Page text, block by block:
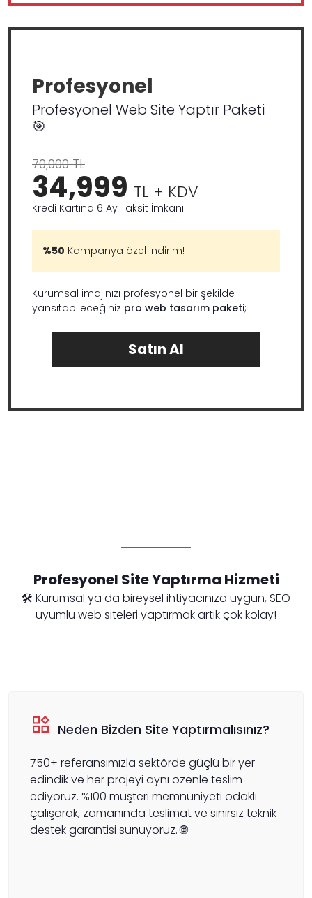
Profesyonel
Profesyonel Web Site Yaptır Paketi
🎯
70,000 TL
34,999 TL + KDV
Kredi Kartına 6 Ay Taksit İmkanı!
%50 Kampanya özel indirim!
Kurumsal imajınızı profesyonel bir şekilde
yansıtabileceğiniz pro web tasarım paketi;
Satın Al
Profesyonel Site Yaptırma Hizmeti
🛠️ Kurumsal ya da bireysel ihtiyacınıza uygun, SEO
uyumlu web siteleri yaptırmak artık çok kolay!
Neden Bizden Site Yaptırmalısınız?
750+ referansımızla sektörde güçlü bir yer
edindik ve her projeyi aynı özenle teslim
ediyoruz. %100 müşteri memnuniyeti odaklı
çalışarak, zamanında teslimat ve sınırsız teknik
destek garantisi sunuyoruz. 🌐